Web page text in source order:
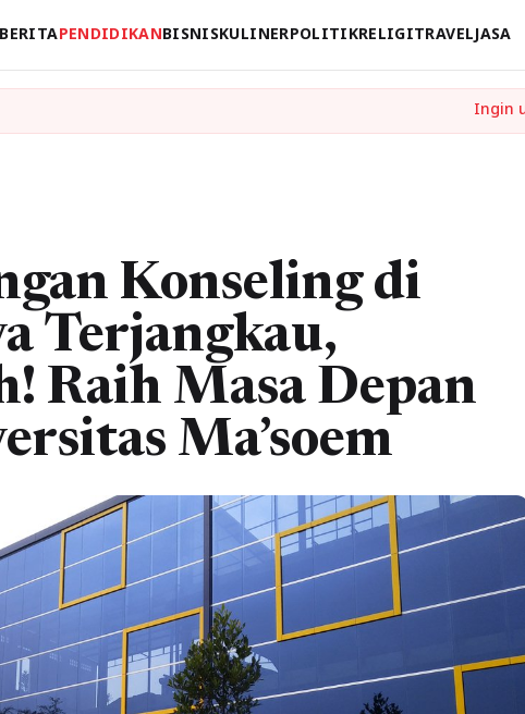
BERITAPENDIDIKANBISNISKULINERPOLITIKRELIGITRAVELJASA
Konseling di
Terjangkau,
Raih Masa Depan
Ma’soem